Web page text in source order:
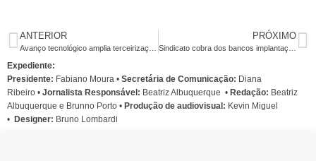
ANTERIOR
Avanço tecnológico amplia terceirização e precariza trabalho
PRÓXIMO
Sindicato cobra dos bancos implantação de programas de reabilitação profissional
Expediente:
Presidente: Fabiano Moura • Secretária de Comunicação: Diana
Ribeiro • Jornalista Responsável: Beatriz Albuquerque • Redação: Beatriz
Albuquerque e Brunno Porto • Produção de audiovisual: Kevin Miguel
• Designer: Bruno Lombardi